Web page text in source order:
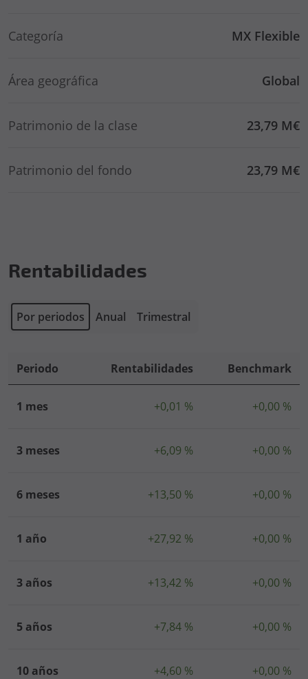
Categoría MX Flexible
Área geográfica Global
Patrimonio de la clase 23,79 M€
Patrimonio del fondo 23,79 M€
Rentabilidades
Por periodos Anual Trimestral
Periodo Rentabilidades Benchmark
1 mes +0,01 % +0,00 %
3 meses +6,09 % +0,00 %
6 meses +13,50 % +0,00 %
1 año +27,92 % +0,00 %
3 años +13,42 % +0,00 %
5 años +7,84 % +0,00 %
10 años +4,60 % +0,00 %